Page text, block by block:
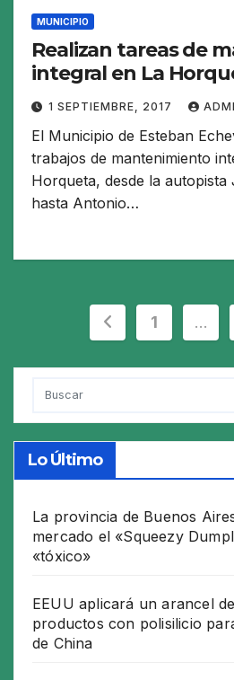
MUNICIPIO
Realizan tareas de
integral en La
1 SEPTIEMBRE, 2017
El Municipio de Esteban
trabajos de mantenimiento
Horqueta, desde la
hasta Antonio…
Paginación
de
1 …
Lo Último
La provincia de Buenos
mercado el «Squeezy
«tóxico»
EEUU aplicará un arancel
productos con polisilicio
de China